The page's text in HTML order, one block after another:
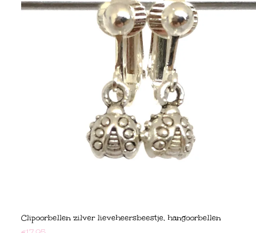
Clipoorbellen zilver lieveheersbeestje, hangoorbellen